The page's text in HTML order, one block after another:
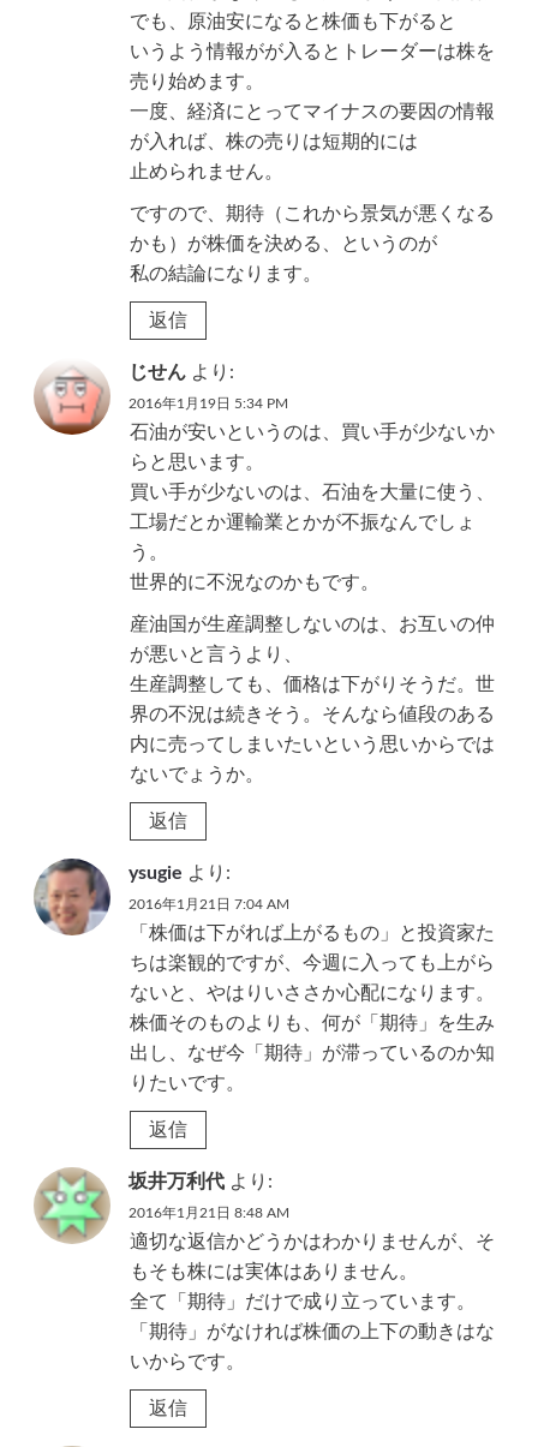
でも、原油安になると株価も下がると
いうよう情報がが入るとトレーダーは株を
売り始めます。
一度、経済にとってマイナスの要因の情報
が入れば、株の売りは短期的には
止められません。
ですので、期待（これから景気が悪くなる
かも）が株価を決める、というのが
私の結論になります。
返信
じせん より:
2016年1月19日 5:34 PM
石油が安いというのは、買い手が少ないか
らと思います。
買い手が少ないのは、石油を大量に使う、
工場だとか運輸業とかが不振なんでしょ
う。
世界的に不況なのかもです。
産油国が生産調整しないのは、お互いの仲
が悪いと言うより、
生産調整しても、価格は下がりそうだ。世
界の不況は続きそう。そんなら値段のある
内に売ってしまいたいという思いからでは
ないでょうか。
返信
ysugie より:
2016年1月21日 7:04 AM
「株価は下がれば上がるもの」と投資家た
ちは楽観的ですが、今週に入っても上がら
ないと、やはりいささか心配になります。
株価そのものよりも、何が「期待」を生み
出し、なぜ今「期待」が滞っているのか知
りたいです。
返信
坂井万利代 より:
2016年1月21日 8:48 AM
適切な返信かどうかはわかりませんが、そ
もそも株には実体はありません。
全て「期待」だけで成り立っています。
「期待」がなければ株価の上下の動きはな
いからです。
返信